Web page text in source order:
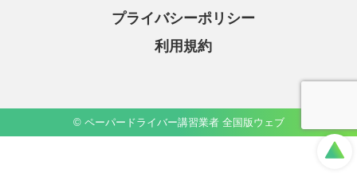
プライバシーポリシー
利用規約
© ペーパードライバー講習業者 全国版ウェブ